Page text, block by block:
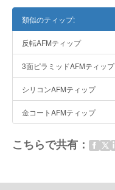
類似のティップ:
反転AFMティップ
3面ピラミッドAFMティップ
シリコンAFMティップ
金コートAFMティップ
こちらで共有：